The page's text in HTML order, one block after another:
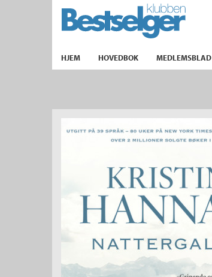
TIL FORSIDEN
HJEM HOVEDBOK MEDLEMSBLAD